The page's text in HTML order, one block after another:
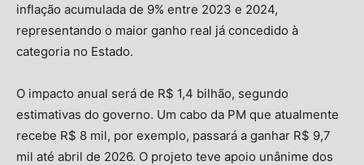
inflação acumulada de 9% entre 2023 e 2024,
representando o maior ganho real já concedido à
categoria no Estado.
O impacto anual será de R$ 1,4 bilhão, segundo
estimativas do governo. Um cabo da PM que atualmente
recebe R$ 8 mil, por exemplo, passará a ganhar R$ 9,7
mil até abril de 2026. O projeto teve apoio unânime dos